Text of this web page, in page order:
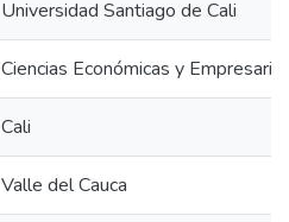
Universidad Santiago de Cali
Ciencias Económicas y
Cali
Valle del Cauca